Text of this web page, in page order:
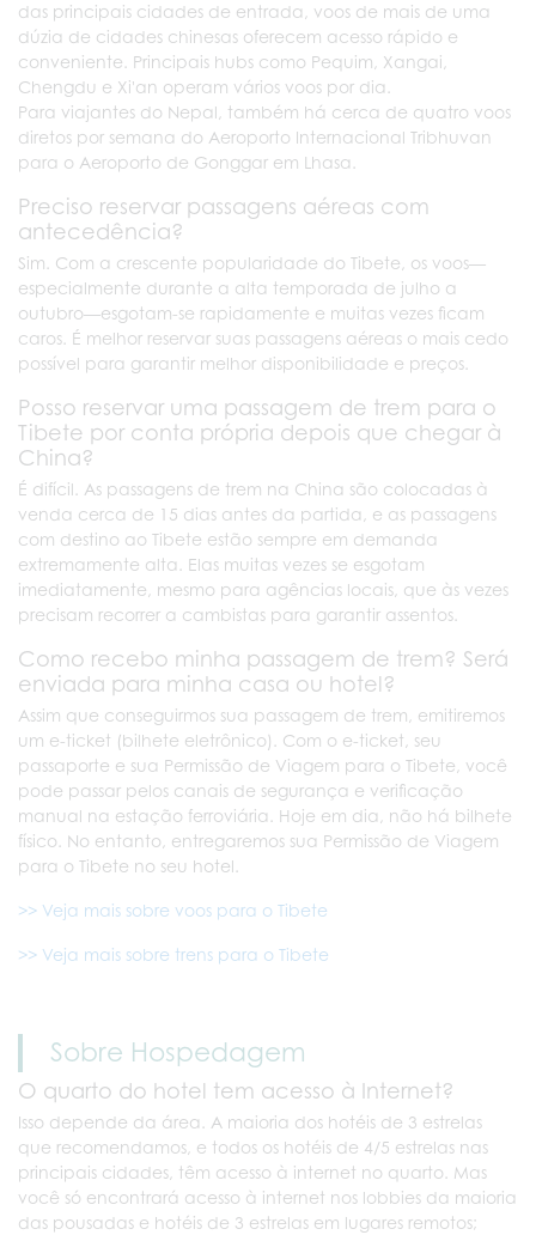
das principais cidades de entrada, voos de mais de uma
dúzia de cidades chinesas oferecem acesso rápido e
conveniente. Principais hubs como Pequim, Xangai,
Chengdu e Xi'an operam vários voos por dia.
Para viajantes do Nepal, também há cerca de quatro voos
diretos por semana do Aeroporto Internacional Tribhuvan
para o Aeroporto de Gonggar em Lhasa.
Preciso reservar passagens aéreas com
antecedência?
Sim. Com a crescente popularidade do Tibete, os voos—
especialmente durante a alta temporada de julho a
outubro—esgotam-se rapidamente e muitas vezes ficam
caros. É melhor reservar suas passagens aéreas o mais cedo
possível para garantir melhor disponibilidade e preços.
Posso reservar uma passagem de trem para o
Tibete por conta própria depois que chegar à
China?
É difícil. As passagens de trem na China são colocadas à
venda cerca de 15 dias antes da partida, e as passagens
com destino ao Tibete estão sempre em demanda
extremamente alta. Elas muitas vezes se esgotam
imediatamente, mesmo para agências locais, que às vezes
precisam recorrer a cambistas para garantir assentos.
Como recebo minha passagem de trem? Será
enviada para minha casa ou hotel?
Assim que conseguirmos sua passagem de trem, emitiremos
um e-ticket (bilhete eletrônico). Com o e-ticket, seu
passaporte e sua Permissão de Viagem para o Tibete, você
pode passar pelos canais de segurança e verificação
manual na estação ferroviária. Hoje em dia, não há bilhete
físico. No entanto, entregaremos sua Permissão de Viagem
para o Tibete no seu hotel.
>> Veja mais sobre voos para o Tibete
>> Veja mais sobre trens para o Tibete
Sobre Hospedagem
O quarto do hotel tem acesso à Internet?
Isso depende da área. A maioria dos hotéis de 3 estrelas
que recomendamos, e todos os hotéis de 4/5 estrelas nas
principais cidades, têm acesso à internet no quarto. Mas
você só encontrará acesso à internet nos lobbies da maioria
das pousadas e hotéis de 3 estrelas em lugares remotos;